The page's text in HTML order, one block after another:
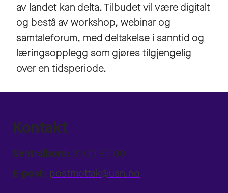
av landet kan delta. Tilbudet vil være digitalt
og bestå av workshop, webinar og
samtaleforum, med deltakelse i sanntid og
læringsopplegg som gjøres tilgjengelig
over en tidsperiode.
Kontakt
Sentralbord: 31 00 80 00
E-post: postmottak@usn.no